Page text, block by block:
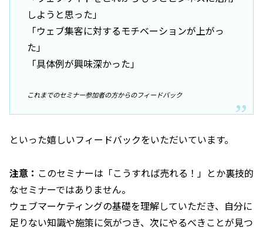
しようと思った」
「ウェブ集客に対するモチベーションが上がっ
た」
「具体例が興味深かった」
これまでのセミナー参加者の方からのフィードバック
といった嬉しいフィードバックをいただいています。
注意： このセミナーは「こうすれば売れる！」とか裏技的
なセミナーではありません。
ウェブマーケティングの基礎を理解していただき、自分に
足りない知識や施策に気がつき、次にやるべきことが見つ